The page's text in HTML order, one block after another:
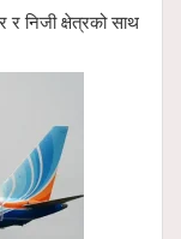
र निजी क्षेत्रको साथ